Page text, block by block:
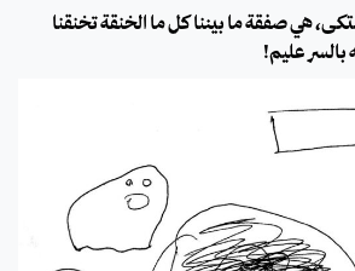
هي صفقة ما بيننا كل ما الخنقة تخنقنا
بالسر عليم!